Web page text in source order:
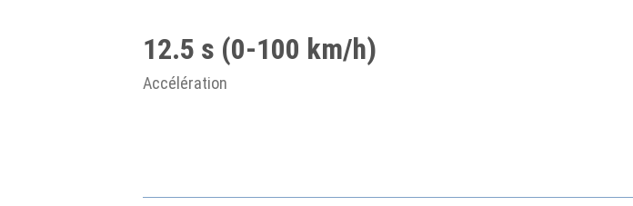
12.5 s (0-100 km/h)
Accélération